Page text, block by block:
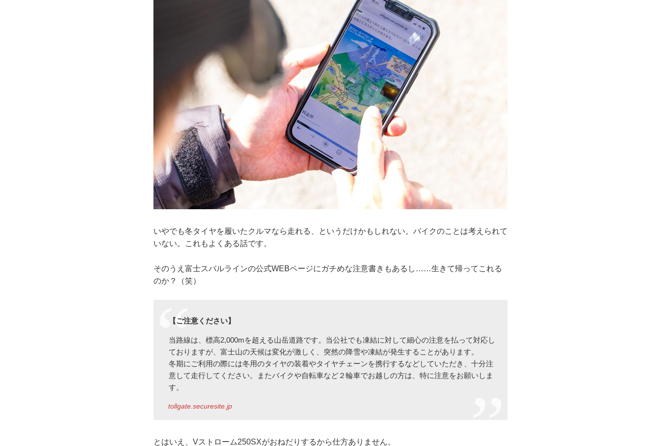
いやでも冬タイヤを履いたクルマなら走れる、というだけかもしれない。バイクのことは考えられて
いない。これもよくある話です。
そのうえ富士スバルラインの公式WEBページにガチめな注意書きもあるし……生きて帰ってこれる
のか？（笑）
【ご注意ください】
当路線は、標高2,000mを超える山岳道路です。当公社でも凍結に対して細心の注意を払って対応し
ておりますが、富士山の天候は変化が激しく、突然の降雪や凍結が発生することがあります。
冬期にご利用の際には冬用のタイヤの装着やタイヤチェーンを携行するなどしていただき、十分注
意して走行してください。またバイクや自転車など２輪車でお越しの方は、特に注意をお願いしま
す。
tollgate.securesite.jp
とはいえ、Vストローム250SXがおねだりするから仕方ありません。